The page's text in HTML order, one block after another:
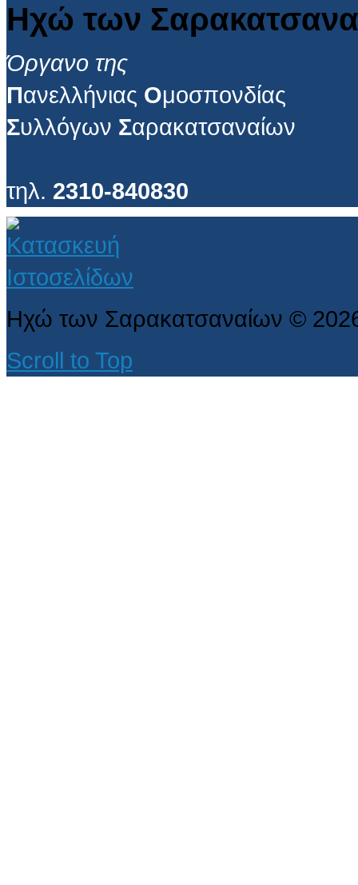
Ηχώ των
Όργανο της
Πανελλήνιας Ομοσπονδίας
Συλλόγων Σαρακατσαναίων
τηλ. 2310-840830
Ηχώ των Σαρακατσαναίων ©
Scroll to Top